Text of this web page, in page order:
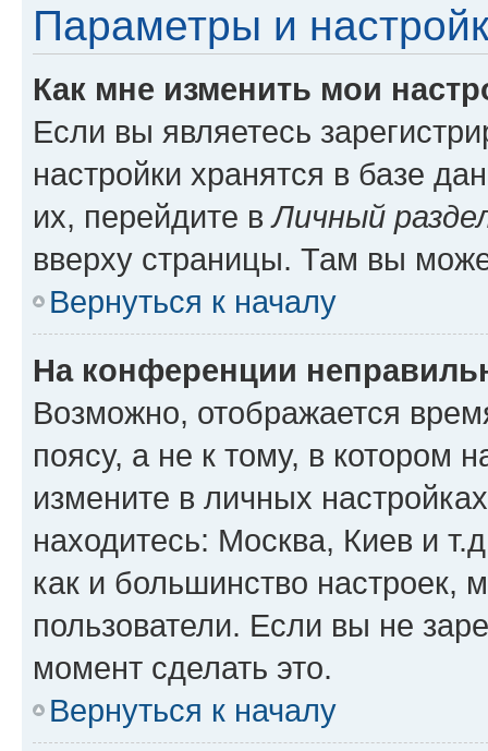
Параметры и
Как мне изменить мои
Если вы являетесь
настройки хранятся в базе
их, перейдите вЛичный
вверху страницы. Там вы
Вернуться к началу
На конференции
Возможно, отображается
поясу, а не к тому, в котором
измените в личных
находитесь: Москва, Киев и
как и большинство настроек,
пользователи. Если вы не
момент сделать это.
Вернуться к началу